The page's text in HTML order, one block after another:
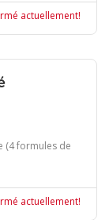
actuellement!
(4 formules de
actuellement!